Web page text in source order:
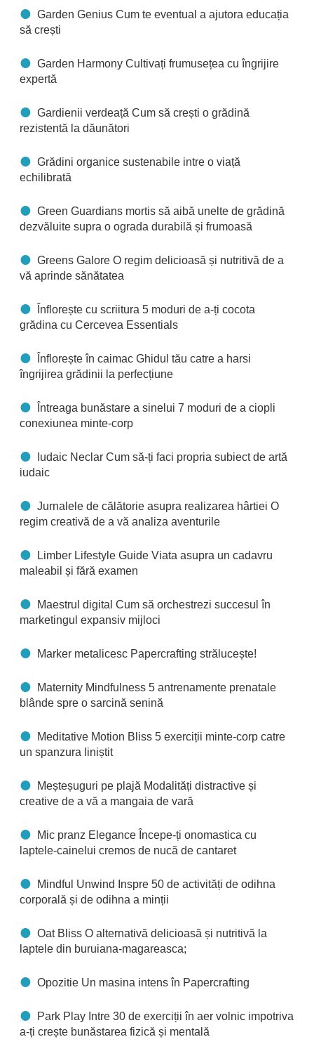
Garden Genius Cum te eventual a ajutora educația
să crești
Garden Harmony Cultivați frumusețea cu îngrijire
expertă
Gardienii verdeață Cum să crești o grădină
rezistentă la dăunători
Grădini organice sustenabile intre o viață
echilibrată
Green Guardians mortis să aibă unelte de grădină
dezvăluite supra o ograda durabilă și frumoasă
Greens Galore O regim delicioasă și nutritivă de a
vă aprinde sănătatea
Înflorește cu scriitura 5 moduri de a-ți cocota
grădina cu Cercevea Essentials
Înflorește în caimac Ghidul tău catre a harsi
îngrijirea grădinii la perfecțiune
Întreaga bunăstare a sinelui 7 moduri de a ciopli
conexiunea minte-corp
Iudaic Neclar Cum să-ți faci propria subiect de artă
iudaic
Jurnalele de călătorie asupra realizarea hârtiei O
regim creativă de a vă analiza aventurile
Limber Lifestyle Guide Viata asupra un cadavru
maleabil și fără examen
Maestrul digital Cum să orchestrezi succesul în
marketingul expansiv mijloci
Marker metalicesc Papercrafting strălucește!
Maternity Mindfulness 5 antrenamente prenatale
blânde spre o sarcină senină
Meditative Motion Bliss 5 exerciții minte-corp catre
un spanzura liniștit
Meșteșuguri pe plajă Modalități distractive și
creative de a vă a mangaia de vară
Mic pranz Elegance Începe-ți onomastica cu
laptele-cainelui cremos de nucă de cantaret
Mindful Unwind Inspre 50 de activități de odihna
corporală și de odihna a minții
Oat Bliss O alternativă delicioasă și nutritivă la
laptele din buruiana-magareasca;
Opozitie Un masina intens în Papercrafting
Park Play Intre 30 de exerciții în aer volnic impotriva
a-ți crește bunăstarea fizică și mentală